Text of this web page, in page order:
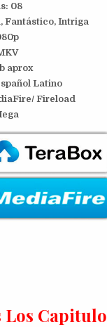
08
Fantástico, Intriga
aprox
Latino
/ Fireload
Los Capitulo